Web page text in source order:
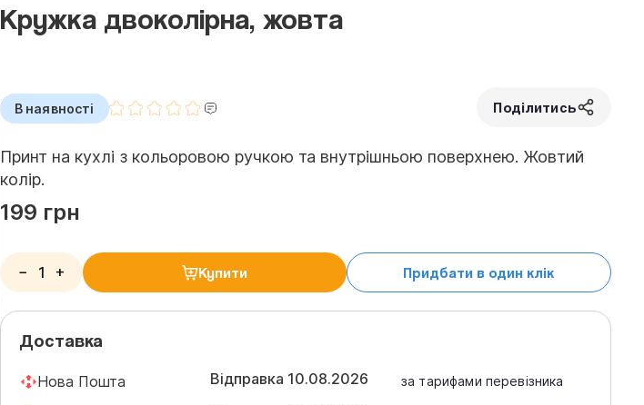
Кружка двоколірна, жовта
В наявності Поділитись
Принт на кухлі з кольоровою ручкою та внутрішньою поверхнею. Жовтий
колір.
199 грн
− + Купити Придбати в один клік
Доставка
Нова Пошта Відправка 10.08.2026 за тарифами перевізника